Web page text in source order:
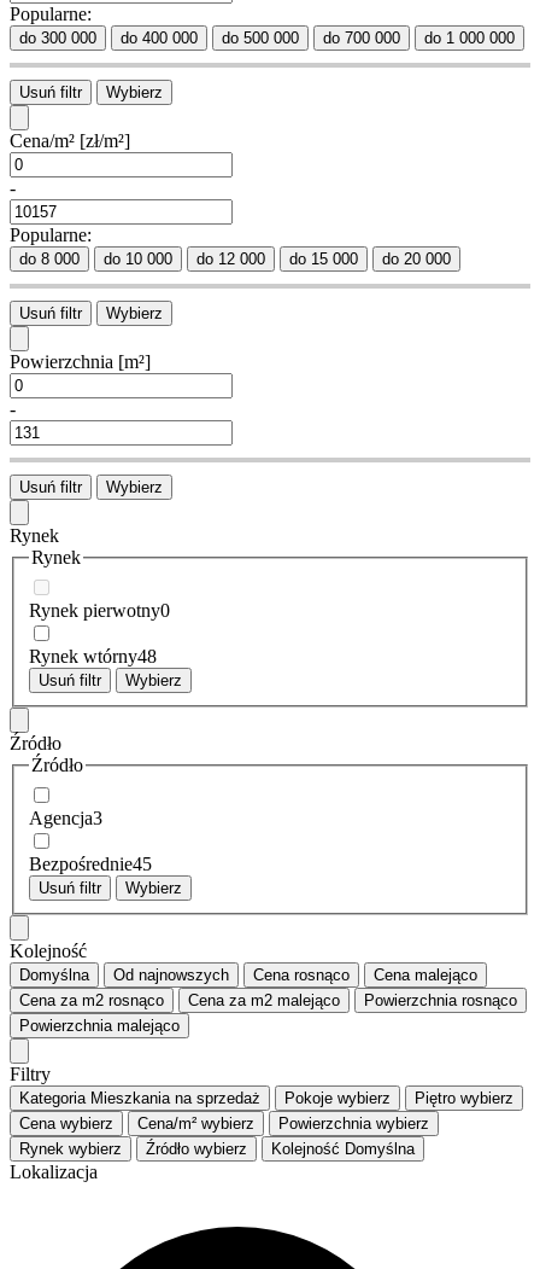
Popularne:
do 300 000 do 400 000 do 500 000 do 700 000 do 1 000 000
Usuń filtr Wybierz
Cena/m² [zł/m²]
-
Popularne:
do 8 000 do 10 000 do 12 000 do 15 000 do 20 000
Usuń filtr Wybierz
Powierzchnia [m²]
-
Usuń filtr Wybierz
Rynek
Rynek
Rynek pierwotny0
Rynek wtórny48
Usuń filtr Wybierz
Źródło
Źródło
Agencja3
Bezpośrednie45
Usuń filtr Wybierz
Kolejność
Domyślna Od najnowszych Cena rosnąco Cena malejąco
Cena za m2 rosnąco Cena za m2 malejąco Powierzchnia rosnąco
Powierzchnia malejąco
Filtry
Kategoria Mieszkania na sprzedaż Pokoje wybierz Piętro wybierz
Cena wybierz Cena/m² wybierz Powierzchnia wybierz
Rynek wybierz Źródło wybierz Kolejność Domyślna
Lokalizacja